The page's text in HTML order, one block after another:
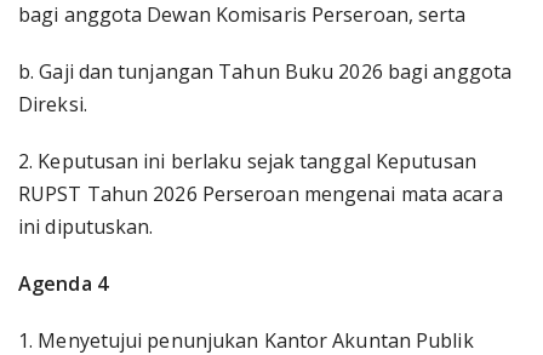
bagi anggota Dewan Komisaris Perseroan, serta
b. Gaji dan tunjangan Tahun Buku 2026 bagi anggota
Direksi.
2. Keputusan ini berlaku sejak tanggal Keputusan
RUPST Tahun 2026 Perseroan mengenai mata acara
ini diputuskan.
Agenda 4
1. Menyetujui penunjukan Kantor Akuntan Publik